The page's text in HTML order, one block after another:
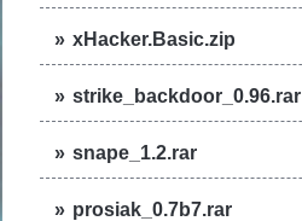
xHacker.Basic.zip
strike_backdoor_0.96.rar
snape_1.2.rar
prosiak_0.7b7.rar